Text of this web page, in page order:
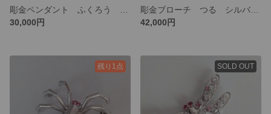
30,000円
42,000円
残り1点 SOLD OUT